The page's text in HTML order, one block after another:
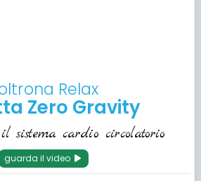
Relax
Zero Gravity
il sistema cardio circolatorio
guarda il video